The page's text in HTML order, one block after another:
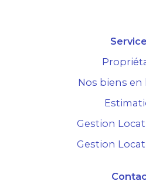
Nos biens en
Gestion
Gestion